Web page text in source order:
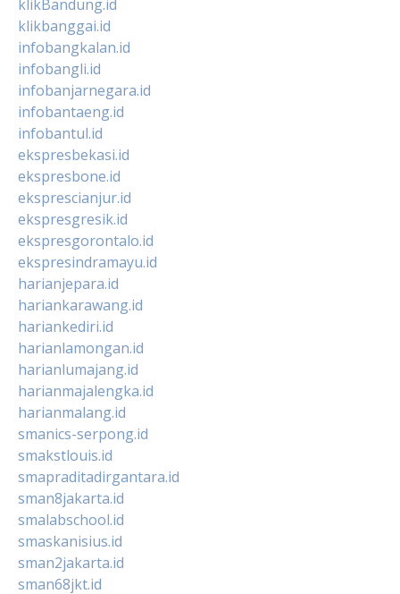
klikBandung.id
klikbanggai.id
infobangkalan.id
infobangli.id
infobanjarnegara.id
infobantaeng.id
infobantul.id
ekspresbekasi.id
ekspresbone.id
eksprescianjur.id
ekspresgresik.id
ekspresgorontalo.id
ekspresindramayu.id
harianjepara.id
hariankarawang.id
hariankediri.id
harianlamongan.id
harianlumajang.id
harianmajalengka.id
harianmalang.id
smanics-serpong.id
smakstlouis.id
smapraditadirgantara.id
sman8jakarta.id
smalabschool.id
smaskanisius.id
sman2jakarta.id
sman68jkt.id